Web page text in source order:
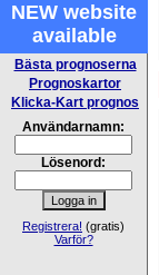
NEW website
available
Bästa prognoserna
Prognoskartor
Klicka-Kart prognos
Användarnamn:
Lösenord:
Registrera! (gratis)
Varför?